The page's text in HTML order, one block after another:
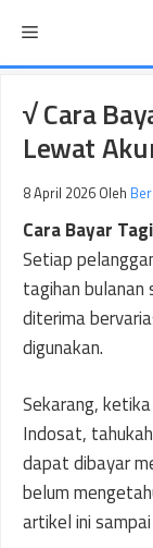
isi
Menu
√ Cara
Lewat
8 April 2026 Oleh
Cara Bayar
Setiap
tagihan
diterima
digunakan.
Sekarang,
Indosat,
dapat dibayar
belum
artikel ini